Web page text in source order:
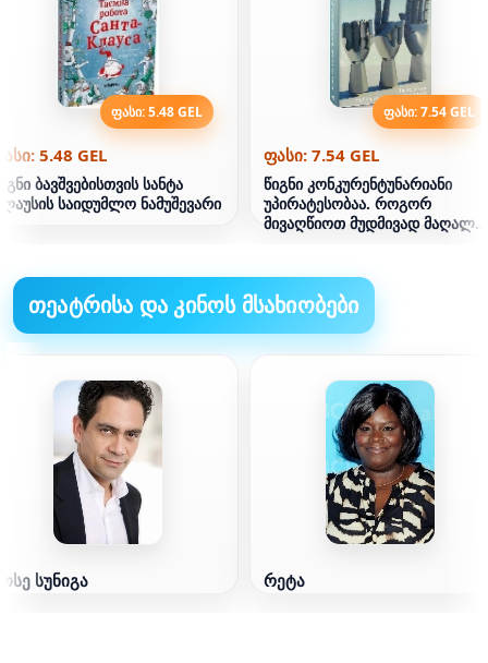
ფასი: 5.48 GEL
5.48 GEL
ბავშვებისთვის სანტა
საიდუმლო ნამუშევარი
ფასი: 7.54 GEL
ფასი: 7.54 GEL
წიგნი კონკურენტუნარიანი
უპირატესობაა. როგორ
მივაღწიოთ მუდმივად მაღალ
თეატრისა და კინოს მსახიობები
სუნიგა რეტა